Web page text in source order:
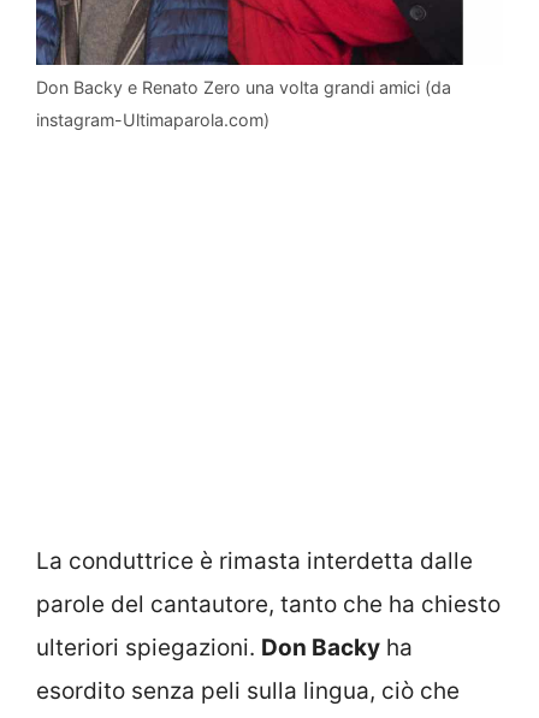
Don Backy e Renato Zero una volta grandi amici (da
instagram-Ultimaparola.com)
La conduttrice è rimasta interdetta dalle
parole del cantautore, tanto che ha chiesto
ulteriori spiegazioni. Don Backy ha
esordito senza peli sulla lingua, ciò che